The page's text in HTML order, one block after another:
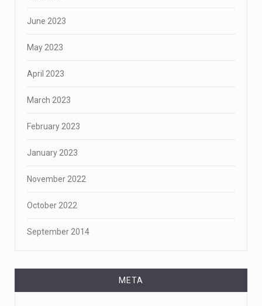
June 2023
May 2023
April 2023
March 2023
February 2023
January 2023
November 2022
October 2022
September 2014
META